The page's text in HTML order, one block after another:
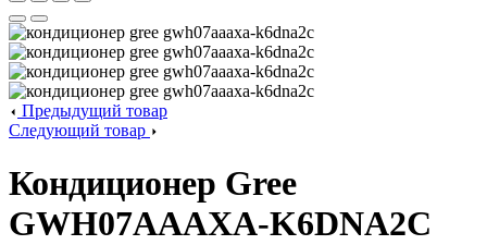
Предыдущий товар
Следующий товар
Кондиционер Gree
GWH07AAAXA-K6DNA2C